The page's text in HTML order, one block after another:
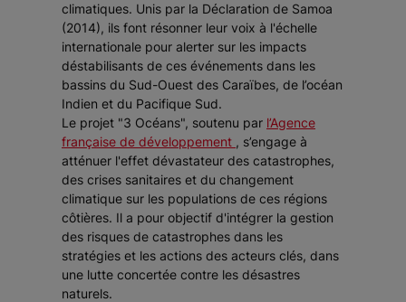
climatiques. Unis par la Déclaration de Samoa
(2014), ils font résonner leur voix à l'échelle
internationale pour alerter sur les impacts
déstabilisants de ces événements dans les
bassins du Sud-Ouest des Caraïbes, de l’océan
Indien et du Pacifique Sud.
Le projet "3 Océans", soutenu par l’Agence
française de développement , s’engage à
atténuer l'effet dévastateur des catastrophes,
des crises sanitaires et du changement
climatique sur les populations de ces régions
côtières. Il a pour objectif d'intégrer la gestion
des risques de catastrophes dans les
stratégies et les actions des acteurs clés, dans
une lutte concertée contre les désastres
naturels.